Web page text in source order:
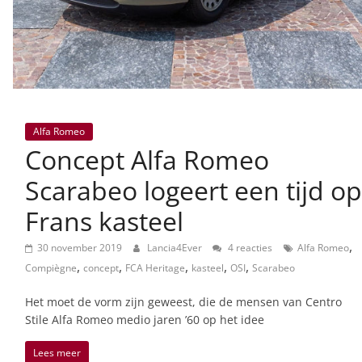
Alfa Romeo
Concept Alfa Romeo
Scarabeo logeert een tijd op
Frans kasteel
30 november 2019 Lancia4Ever 4 reacties Alfa Romeo,
Compiègne, concept, FCA Heritage, kasteel, OSI, Scarabeo
Het moet de vorm zijn geweest, die de mensen van Centro
Stile Alfa Romeo medio jaren ’60 op het idee
Lees meer